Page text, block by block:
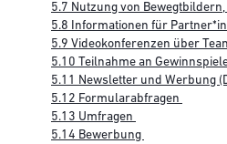
5.7 Nutzung von
5.8 Informationen für
5.9 Videokonferenzen über
5.10 Teilnahme an
5.11 Newsletter und Werbung
5.12 Formularabfragen
5.13 Umfragen
5.14 Bewerbung